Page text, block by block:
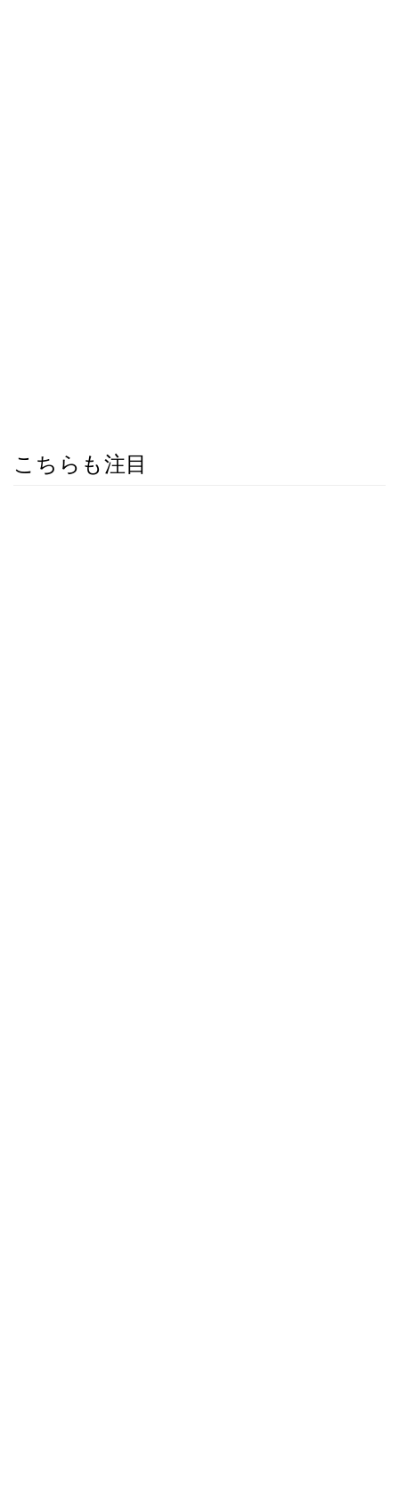
こちらも注目